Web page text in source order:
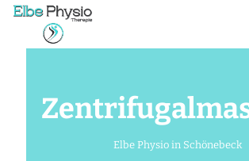
Elbe Physio in Schönebeck